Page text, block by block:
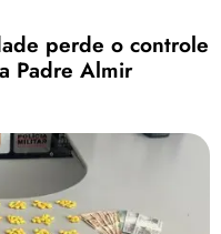
perde o controle
Padre Almir